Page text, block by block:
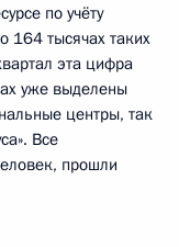
по учёту
164 тысячах таких
эта цифра
уже выделены
центры, так
Все
прошли